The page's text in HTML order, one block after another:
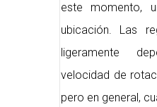
este momento,
ubicación. Las
ligeramente
velocidad de
pero en general,